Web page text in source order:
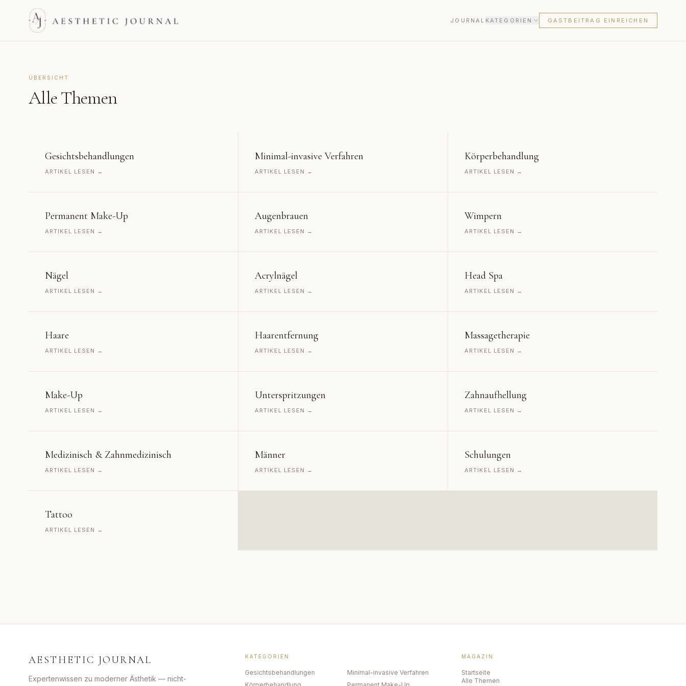
JOURNAL KATEGORIEN GASTBEITRAG EINREICHEN
ÜBERSICHT
Alle Themen
Gesichtsbehandlungen
ARTIKEL LESEN →
Minimal-invasive Verfahren
ARTIKEL LESEN →
Körperbehandlung
ARTIKEL LESEN →
Permanent Make-Up
ARTIKEL LESEN →
Augenbrauen
ARTIKEL LESEN →
Wimpern
ARTIKEL LESEN →
Nägel
ARTIKEL LESEN →
Acrylnägel
ARTIKEL LESEN →
Head Spa
ARTIKEL LESEN →
Haare
ARTIKEL LESEN →
Haarentfernung
ARTIKEL LESEN →
Massagetherapie
ARTIKEL LESEN →
Make-Up
ARTIKEL LESEN →
Unterspritzungen
ARTIKEL LESEN →
Zahnaufhellung
ARTIKEL LESEN →
Medizinisch & Zahnmedizinisch
ARTIKEL LESEN →
Männer
ARTIKEL LESEN →
Schulungen
ARTIKEL LESEN →
Tattoo
ARTIKEL LESEN →
AESTHETIC JOURNAL
Expertenwissen zu moderner Ästhetik — nicht-
KATEGORIEN
Gesichtsbehandlungen
Minimal-invasive Verfahren
MAGAZIN
Startseite
Alle Themen